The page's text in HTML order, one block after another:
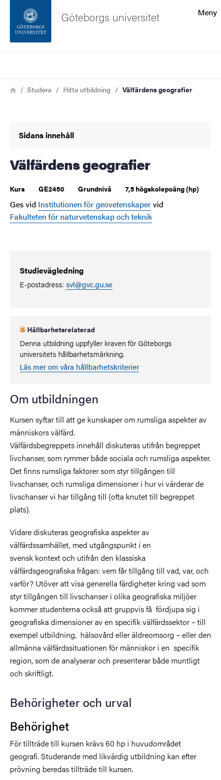
Sidfoten
Meny
Göteborgs universitet
Länkstig
HemStudera Hitta utbildning Välfärdens geografier
Sidans innehåll
Välfärdens geografier
Kurs GE2450 Grundnivå 7,5 högskolepoäng (hp)
Ges vid Institutionen för geovetenskapervid
Fakulteten för naturvetenskap och teknik
Studievägledning
E-postadress: svl@gvc.gu.se
Hållbarhetsrelaterad
Denna utbildning uppfyller kraven för Göteborgs
universitets hållbarhetsmärkning.
Läs mer om våra hållbarhetskriterier
Om utbildningen
Kursen syftar till att ge kunskaper om rumsliga aspekter av
människors välfärd.
Välfärdsbegreppets innehåll diskuteras utifrån begreppet
livchanser, som rymmer både sociala och rumsliga aspekter.
Det finns rumsliga faktorer som styr tillgången till
livschanser, och rumsliga dimensioner i hur vi värderar de
livschanser vi har tillgång till (ofta knutet till begreppet
plats).
Vidare diskuteras geografiska aspekter av
välfärdssamhället, med utgångspunkt i en
svensk kontext och utifrån den klassiska
välfärdsgeografiska frågan: vem får tillgång till vad, var, och
varför? Utöver att visa generella färdigheter kring vad som
styr tillgången till livschanser i olika geografiska miljöer
kommer studenterna också att gruppvis få fördjupa sig i
geografiska dimensioner av en specifik välfärdssektor – till
exempel utbildning, hälsovård eller äldreomsorg – eller den
allmänna välfärdssituationen för människor i en specifik
region, som de analyserar och presenterar både muntligt
och skriftligt.
Behörigheter och urval
Behörighet
För tillträde till kursen krävs 60 hp i huvudområdet
geografi. Studerande med likvärdig utbildning kan efter
prövning beredas tillträde till kursen.